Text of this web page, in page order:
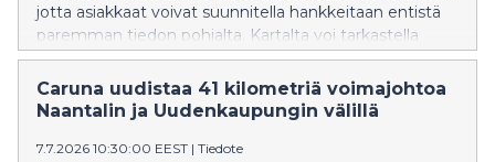
jotta asiakkaat voivat suunnitella hankkeitaan entistä
paremman tiedon pohjalta. Kartalta voi tarkastella
sähköverkon vapaata kapasiteettia kaikilla
jännitetasoilla ja tehdä hankkeiden liityntäkyselyitä.
Caruna uudistaa 41 kilometriä voimajohtoa
Naantalin ja Uudenkaupungin välillä
7.7.2026 10:30:00 EEST | Tiedote